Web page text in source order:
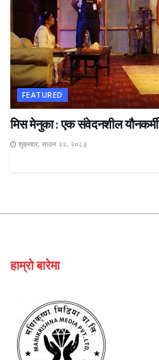
FEATURED
मिस मेनुका : एक संवेदनशील यौनकर्मी
शुक्रबार, साउन २२, २०८३
हाम्रो बारेमा